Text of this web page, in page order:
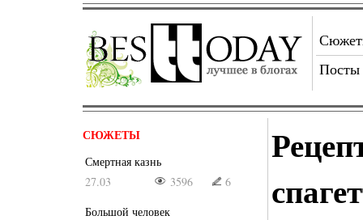
Посты
СЮЖЕТЫ
Смертная казнь
27.03
3596
6
Большой человек